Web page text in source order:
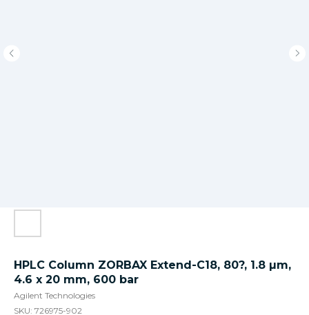
HPLC Column ZORBAX Extend-C18, 80?, 1.8 µm,
4.6 x 20 mm, 600 bar
Agilent Technologies
SKU: 726975-902